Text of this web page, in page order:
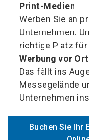
Print-Medien
Werben Sie an
Unternehmen:
richtige Platz für
Werbung vor Ort
Das fällt ins
Messegelände
Unternehmen
Buchen Sie Ihr